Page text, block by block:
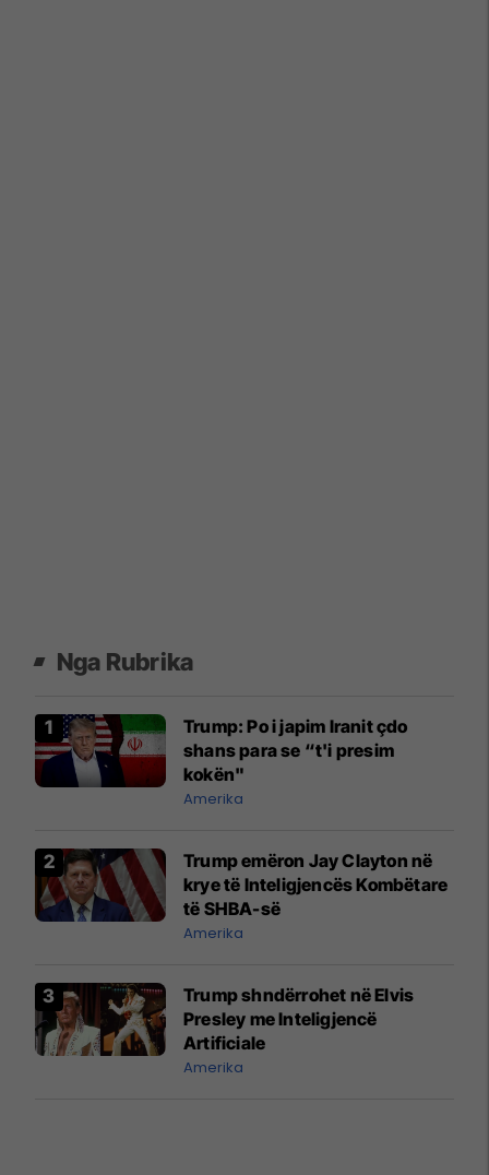
Nga Rubrika
Trump: Po i japim Iranit çdo
shans para se “t'i presim
kokën"
Amerika
Trump emëron Jay Clayton në
krye të Inteligjencës Kombëtare
të SHBA-së
Amerika
Trump shndërrohet në Elvis
Presley me Inteligjencë
Artificiale
Amerika